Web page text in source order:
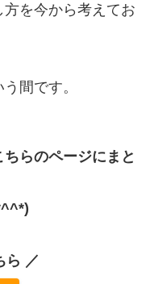
を今から考えてお
間です。
らのページにまと
ら ／